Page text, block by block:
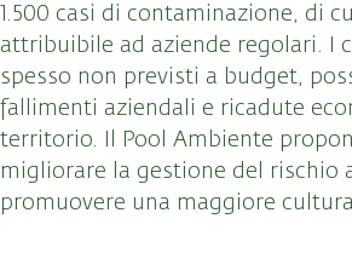
1.500 casi di contaminazione, di
attribuibile ad aziende regolari. I
spesso non previsti a budget,
fallimenti aziendali e ricadute
territorio. Il Pool Ambiente
migliorare la gestione del rischio
promuovere una maggiore